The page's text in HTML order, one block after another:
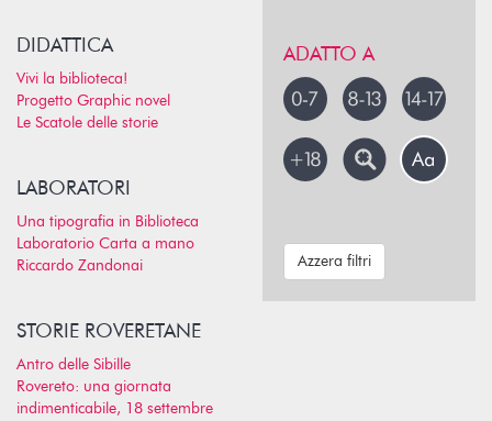
DIDATTICA
Vivi la biblioteca!
Progetto Graphic novel
Le Scatole delle storie
LABORATORI
Una tipografia in Biblioteca
Laboratorio Carta a mano
Riccardo Zandonai
STORIE ROVERETANE
Antro delle Sibille
Rovereto: una giornata
indimenticabile, 18 settembre
ADATTO A
Azzera filtri